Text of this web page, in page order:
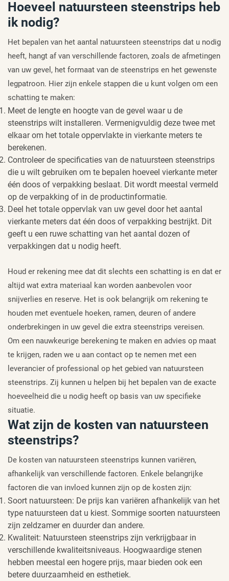
Hoeveel natuursteen steenstrips heb
ik nodig?
Het bepalen van het aantal natuursteen steenstrips dat u nodig
heeft, hangt af van verschillende factoren, zoals de afmetingen
van uw gevel, het formaat van de steenstrips en het gewenste
legpatroon. Hier zijn enkele stappen die u kunt volgen om een
schatting te maken:
Meet de lengte en hoogte van de gevel waar u de
steenstrips wilt installeren. Vermenigvuldig deze twee met
elkaar om het totale oppervlakte in vierkante meters te
berekenen.
Controleer de specificaties van de natuursteen steenstrips
die u wilt gebruiken om te bepalen hoeveel vierkante meter
één doos of verpakking beslaat. Dit wordt meestal vermeld
op de verpakking of in de productinformatie.
Deel het totale oppervlak van uw gevel door het aantal
vierkante meters dat één doos of verpakking bestrijkt. Dit
geeft u een ruwe schatting van het aantal dozen of
verpakkingen dat u nodig heeft.
Houd er rekening mee dat dit slechts een schatting is en dat er
altijd wat extra materiaal kan worden aanbevolen voor
snijverlies en reserve. Het is ook belangrijk om rekening te
houden met eventuele hoeken, ramen, deuren of andere
onderbrekingen in uw gevel die extra steenstrips vereisen.
Om een nauwkeurige berekening te maken en advies op maat
te krijgen, raden we u aan contact op te nemen met een
leverancier of professional op het gebied van natuursteen
steenstrips. Zij kunnen u helpen bij het bepalen van de exacte
hoeveelheid die u nodig heeft op basis van uw specifieke
situatie.
Wat zijn de kosten van natuursteen
steenstrips?
De kosten van natuursteen steenstrips kunnen variëren,
afhankelijk van verschillende factoren. Enkele belangrijke
factoren die van invloed kunnen zijn op de kosten zijn:
Soort natuursteen: De prijs kan variëren afhankelijk van het
type natuursteen dat u kiest. Sommige soorten natuursteen
zijn zeldzamer en duurder dan andere.
Kwaliteit: Natuursteen steenstrips zijn verkrijgbaar in
verschillende kwaliteitsniveaus. Hoogwaardige stenen
hebben meestal een hogere prijs, maar bieden ook een
betere duurzaamheid en esthetiek.